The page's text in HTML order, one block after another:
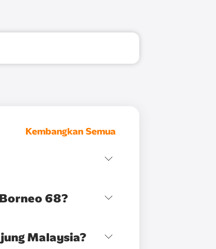
Kembangkan Semua
68?
Malaysia?